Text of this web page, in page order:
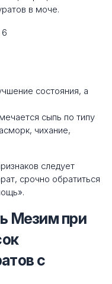
в моче.
состояния, а
сыпь по типу
чихание,
следует
срочно обратиться
Мезим при
с